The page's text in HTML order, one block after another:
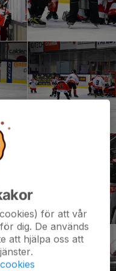
för att vår
dig. De används
att hjälpa oss att